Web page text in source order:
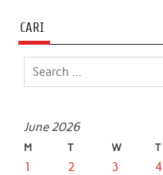
CARI
June 2026
M T W T
1 2 3 4